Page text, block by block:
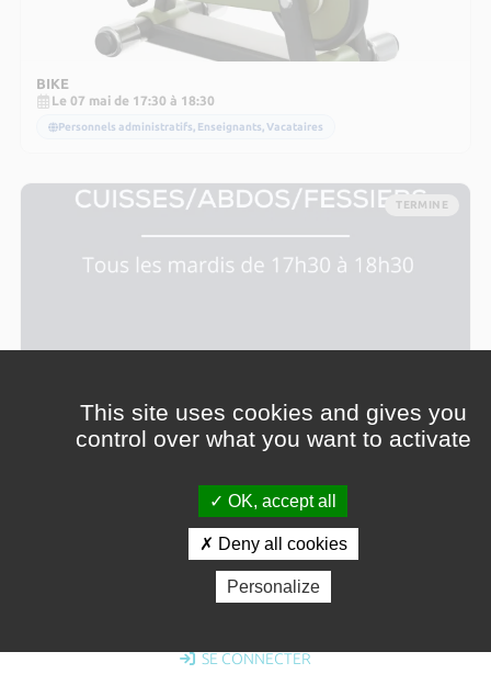
BIKE
Le 07 mai de 17:30 à 18:30
Personnels administratifs, Enseignants, Vacataires
TERMINE
Personnels administratifs, Enseignants, Vacataires
SE CONNECTER
This site uses cookies and gives you
control over what you want to activate
OK, accept all
Deny all cookies
Personalize